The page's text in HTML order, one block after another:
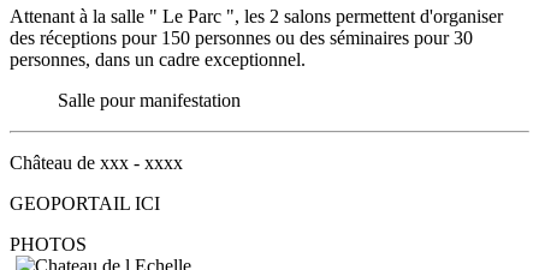
Attenant à la salle " Le Parc ", les 2 salons permettent d'organiser
des réceptions pour 150 personnes ou des séminaires pour 30
personnes, dans un cadre exceptionnel.
Salle pour manifestation
Château de xxx - xxxx
GEOPORTAIL ICI
PHOTOS